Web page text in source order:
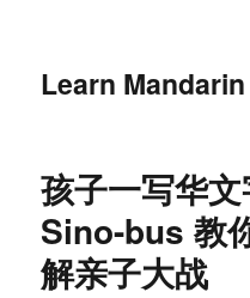
Learn
孩子一写华
Sino-bus 教
解亲子大战